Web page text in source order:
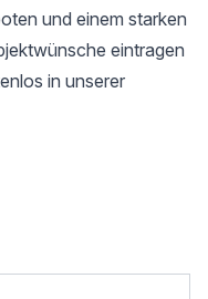
und einem starken
eintragen
in unserer